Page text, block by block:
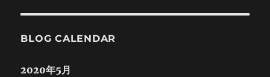
に
BLOG CALENDAR
2020年5月